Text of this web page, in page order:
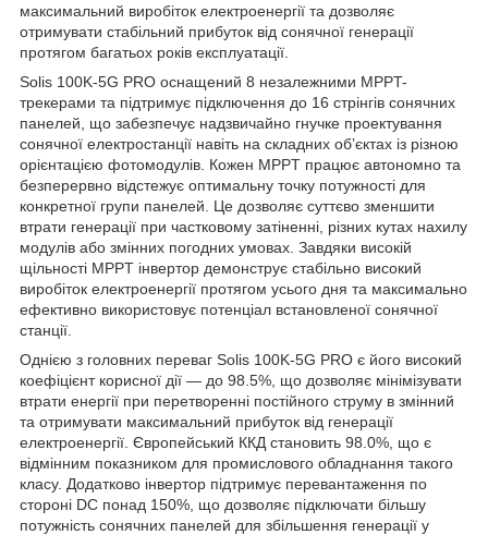
максимальний виробіток електроенергії та дозволяє
отримувати стабільний прибуток від сонячної генерації
протягом багатьох років експлуатації.
Solis 100K-5G PRO оснащений 8 незалежними MPPT-
трекерами та підтримує підключення до 16 стрінгів сонячних
панелей, що забезпечує надзвичайно гнучке проектування
сонячної електростанції навіть на складних об’єктах із різною
орієнтацією фотомодулів. Кожен MPPT працює автономно та
безперервно відстежує оптимальну точку потужності для
конкретної групи панелей. Це дозволяє суттєво зменшити
втрати генерації при частковому затіненні, різних кутах нахилу
модулів або змінних погодних умовах. Завдяки високій
щільності MPPT інвертор демонструє стабільно високий
виробіток електроенергії протягом усього дня та максимально
ефективно використовує потенціал встановленої сонячної
станції.
Однією з головних переваг Solis 100K-5G PRO є його високий
коефіцієнт корисної дії — до 98.5%, що дозволяє мінімізувати
втрати енергії при перетворенні постійного струму в змінний
та отримувати максимальний прибуток від генерації
електроенергії. Європейський ККД становить 98.0%, що є
відмінним показником для промислового обладнання такого
класу. Додатково інвертор підтримує перевантаження по
стороні DC понад 150%, що дозволяє підключати більшу
потужність сонячних панелей для збільшення генерації у